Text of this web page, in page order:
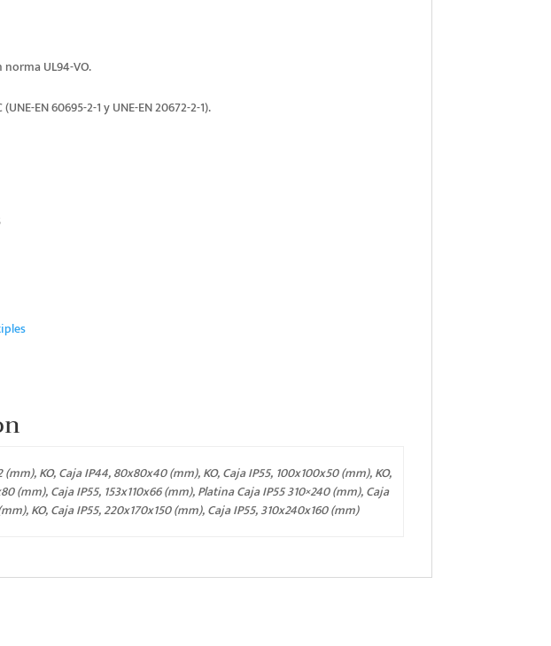
UL94-VO.
EN 60695-2-1 y UNE-EN 20672-2-1).
KO, Caja IP44, 80x80x40 (mm), KO, Caja IP55, 100x100x50 (mm), KO,
(mm), Caja IP55, 153x110x66 (mm), Platina Caja IP55 310×240 (mm), Caja
KO, Caja IP55, 220x170x150 (mm), Caja IP55, 310x240x160 (mm)